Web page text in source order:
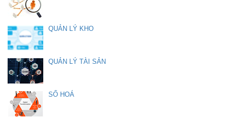
QUẢN LÝ KHO
QUẢN LÝ TÀI SẢN
SỐ HOÁ